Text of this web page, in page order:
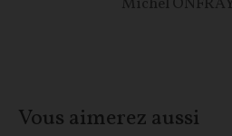
Michel ONFRAY
Vous aimerez aussi